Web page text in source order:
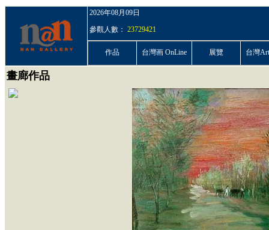
2026年08月09日
參觀人數： 23729421
作品 台灣画 OnLine 展覽 台灣
畫廊作品